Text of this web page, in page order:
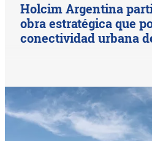
Holcim Argentina
obra estratégica que
conectividad urbana